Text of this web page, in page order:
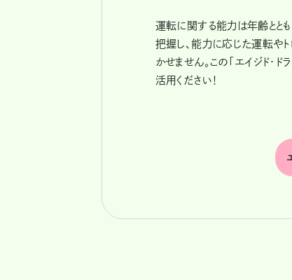
運転に関する能力は年齢とと
把握し、能力に応じた運転やト
かせません。この「エイジド・
活用ください！